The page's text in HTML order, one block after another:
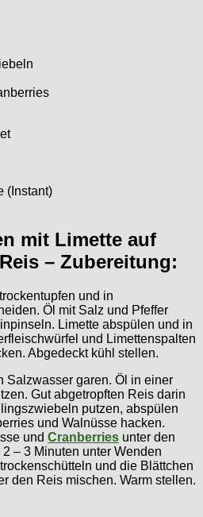
(Instant)
mit Limette auf
– Zubereitung:
und in
Öl mit Salz und Pfeffer
Limette abspülen und in
und Limettenspalten
Abgedeckt kühl stellen.
Salzwasser garen. Öl in einer
Gut abgetropften Reis darin
putzen, abspülen
und Walnüsse hacken.
und Cranberries unter den
– 3 Minuten unter Wenden
und die Blättchen
den Reis mischen. Warm stellen.